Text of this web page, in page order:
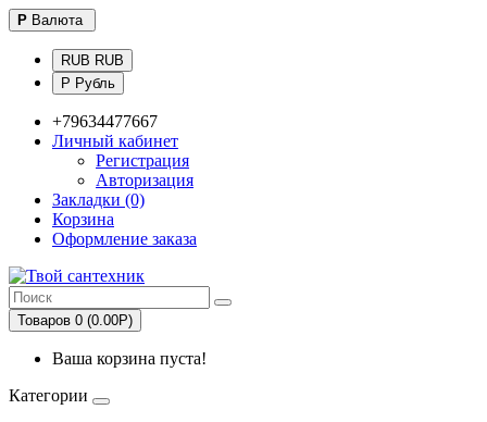
Р Валюта
RUB RUB
Р Рубль
+79634477667
Личный кабинет
Регистрация
Авторизация
Закладки (0)
Корзина
Оформление заказа
Товаров 0 (0.00Р)
Ваша корзина пуста!
Категории